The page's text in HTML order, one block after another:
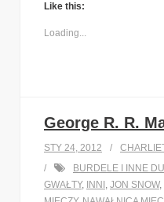
Like this:
Loading...
George R. R.
STY 24, 2012
BURDELE I INNE
GWAŁTY, INNI , JON SNOW,